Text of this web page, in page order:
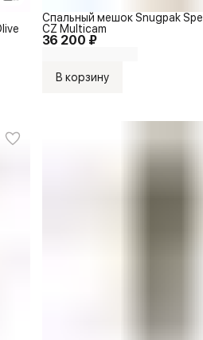
36 200 ₽
Спальный мешок Snugpak
CZ Multicam
В корзину